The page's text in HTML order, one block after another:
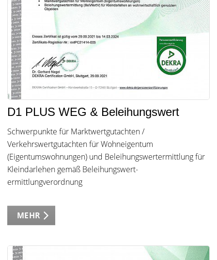
D1 PLUS WEG & Beleihungswert
Schwerpunkte für Marktwertgutachten /
Verkehrswertgutachten für Wohneigentum
(Eigentumswohnungen) und Beleihungswertermittlung für
Kleindarlehen gemäß Beleihungswert-
ermittlungverordnung
MEHR